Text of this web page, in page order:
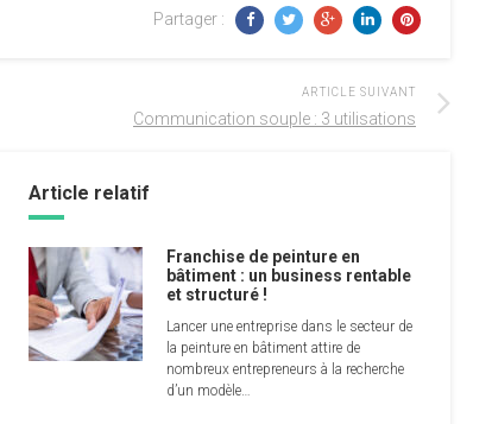
Partager :
ARTICLE SUIVANT
Communication souple : 3 utilisations
Article relatif
Franchise de peinture en
bâtiment : un business rentable
et structuré !
Lancer une entreprise dans le secteur de
la peinture en bâtiment attire de
nombreux entrepreneurs à la recherche
d’un modèle…